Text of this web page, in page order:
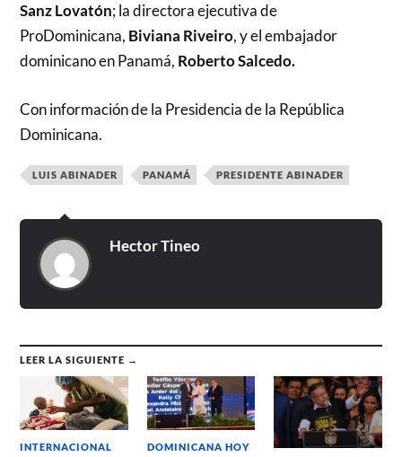
Sanz Lovatón; la directora ejecutiva de
ProDominicana, Biviana Riveiro, y el embajador
dominicano en Panamá, Roberto Salcedo.
Con información de la Presidencia de la República
Dominicana.
LUIS ABINADER PANAMÁ PRESIDENTE ABINADER
Hector Tineo
LEER LA SIGUIENTE →
INTERNACIONAL DOMINICANA HOY